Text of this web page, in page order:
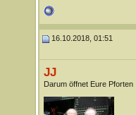
16.10.2018, 01:51
JJ
Darum öffnet Eure Pforten